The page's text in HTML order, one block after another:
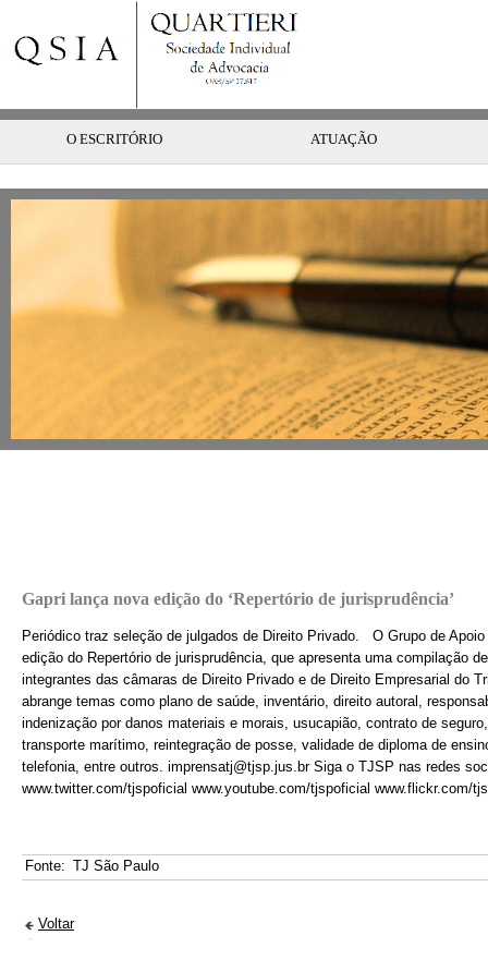
O ESCRITÓRIO ATUAÇÃO
Gapri lança nova edição do ‘Repertório de jurisprudência’
Periódico traz seleção de julgados de Direito Privado. O Grupo de
edição do Repertório de jurisprudência, que apresenta uma compilação
integrantes das câmaras de Direito Privado e de Direito Empresarial do
abrange temas como plano de saúde, inventário, direito autoral,
indenização por danos materiais e morais, usucapião, contrato de
transporte marítimo, reintegração de posse, validade de diploma de
telefonia, entre outros. imprensatj@tjsp.jus.br Siga o TJSP nas redes
www.twitter.com/tjspoficial www.youtube.com/tjspoficial www.flickr.com/
Fonte: TJ São Paulo
Voltar